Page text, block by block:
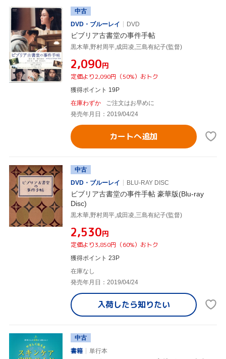
中古
DVD・ブルーレイ
DVD
ビブリア古書堂の事件手帖
黒木華,野村周平,成田凌,三島有紀子(監督)
¥2,090円
定価より2,090円（50%）おトク
獲得ポイント 19P
在庫わずか
ご注文はお早めに
発売年月日：2019/04/24
カートへ追加
中古
DVD・ブルーレイ
BLU-RAY DISC
ビブリア古書堂の事件手帖 豪華版(Blu-ray
Disc)
黒木華,野村周平,成田凌,三島有紀子(監督)
¥2,530円
定価より3,850円（60%）おトク
獲得ポイント 23P
在庫なし
発売年月日：2019/04/24
入荷したら知りたい
中古
書籍
単行本